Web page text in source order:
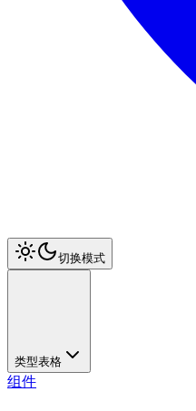
切换模式
类型表格
组件